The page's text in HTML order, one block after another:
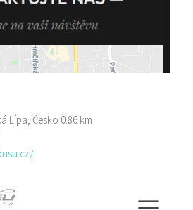
Lípa, Česko 0.86 km